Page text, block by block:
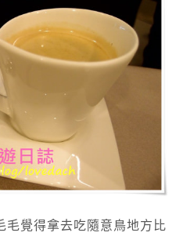
毛覺得拿去吃隨意鳥地方比